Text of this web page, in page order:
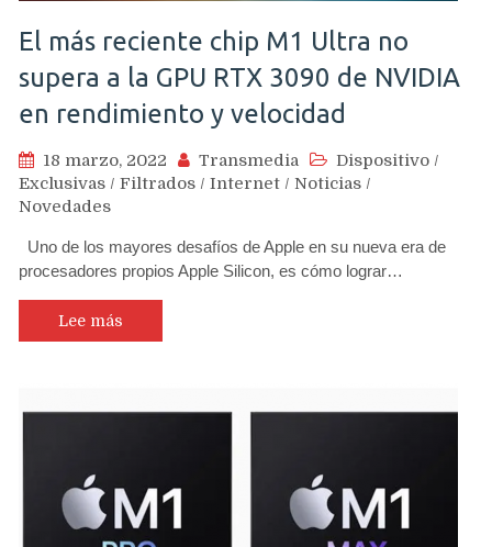
El más reciente chip M1 Ultra no
supera a la GPU RTX 3090 de NVIDIA
en rendimiento y velocidad
18 marzo, 2022 Transmedia Dispositivo /
Exclusivas / Filtrados / Internet / Noticias /
Novedades
Uno de los mayores desafíos de Apple en su nueva era de
procesadores propios Apple Silicon, es cómo lograr…
Lee más